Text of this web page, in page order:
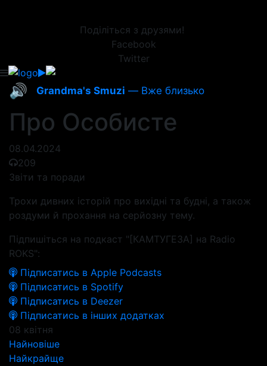
Поділіться з друзями!
Facebook
Twitter
🔊 Grandma's Smuzi — Вже близько
Про Особисте
08.04.2024
209
Звіти та поради
Трохи дивних історій про вихідні та будні, а також
роздуми й прохання на серйозну тему.
Підпишіться на подкаст "[КАМТУГЕЗА] на Radio
ROKS":
Підписатись в Apple Podcasts
Підписатись в Spotify
Підписатись в Deezer
Підписатись в інших додатках
08 квітня
Найновіше
Найкрайще